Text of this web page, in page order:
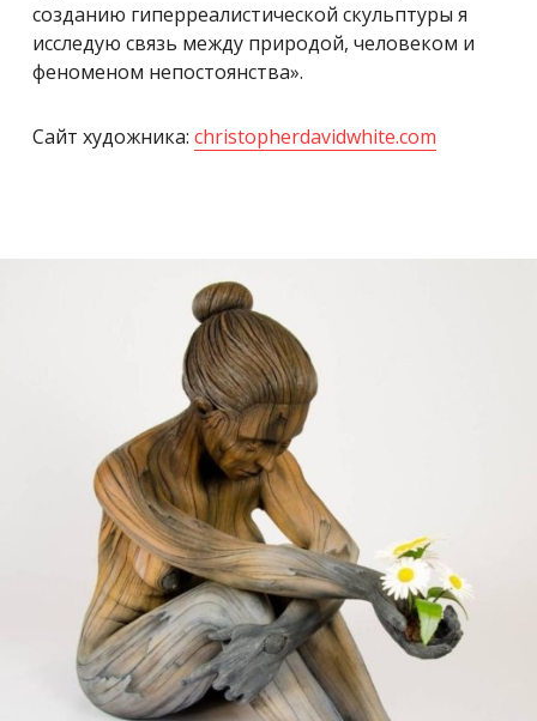
созданию гиперреалистической скульптуры я
исследую связь между природой, человеком и
феноменом непостоянства».
Сайт художника: christopherdavidwhite.com